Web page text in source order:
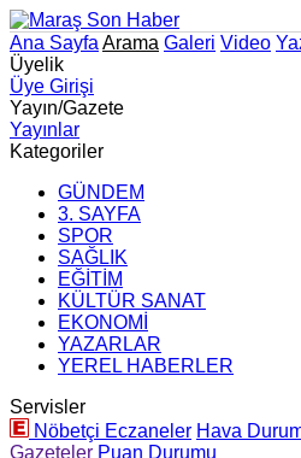
Ana Sayfa Arama Galeri Video
Üyelik
Üye Girişi
Yayın/Gazete
Yayınlar
Kategoriler
GÜNDEM
3. SAYFA
SPOR
SAĞLIK
EĞİTİM
KÜLTÜR SANAT
EKONOMİ
YAZARLAR
YEREL HABERLER
Servisler
Nöbetçi Eczaneler Hava
Gazeteler Puan Durumu